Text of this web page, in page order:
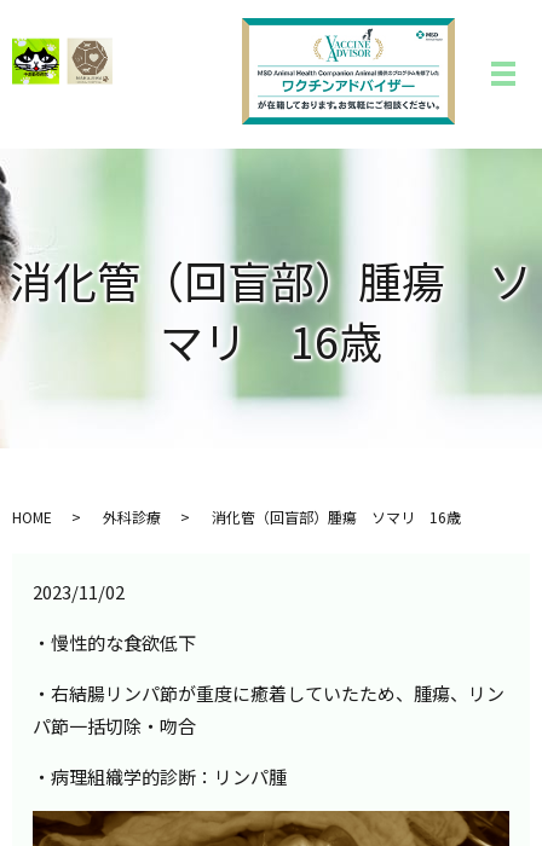
消化管（回盲部）腫瘍 ソ
マリ 16歳
HOME 外科診療 消化管（回盲部）腫瘍 ソマリ 16歳
2023/11/02
・慢性的な食欲低下
・右結腸リンパ節が重度に癒着していたため、腫瘍、リン
パ節一括切除・吻合
・病理組織学的診断：リンパ腫